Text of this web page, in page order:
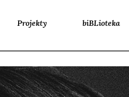
Projekty biBLioteka